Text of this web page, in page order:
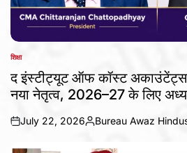
POSTED
शिक्षा
द इंस्टीट्यूट ऑफ कॉस्ट
नया नेतृत्व, 2026–27 के लिए अध्यक्ष
on
July 22, 2026
Posted
Bureau Awaz